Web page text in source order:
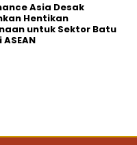
Asia Desak
Hentikan
untuk Sektor Batu